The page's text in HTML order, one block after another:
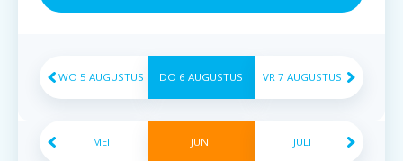
WO 5 AUGUSTUS DO 6 AUGUSTUS VR 7 AUGUSTUS
MEI JUNI JULI